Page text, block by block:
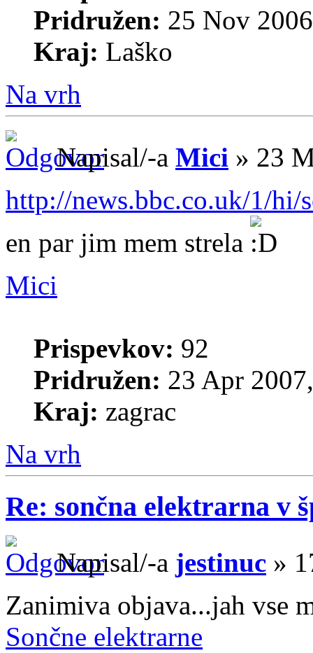
Pridružen: 25 Nov
Kraj: Laško
Na vrh
Napisal/-a Mici » 23
http://news.bbc.co.uk/1/hi/
en par jim mem strela
Mici
Prispevkov: 92
Pridružen: 23 Apr
Kraj: zagrac
Na vrh
Re: sončna elektrarna v
Napisal/-a jestinuc »
Zanimiva objava...jah vse
Sončne elektrarne